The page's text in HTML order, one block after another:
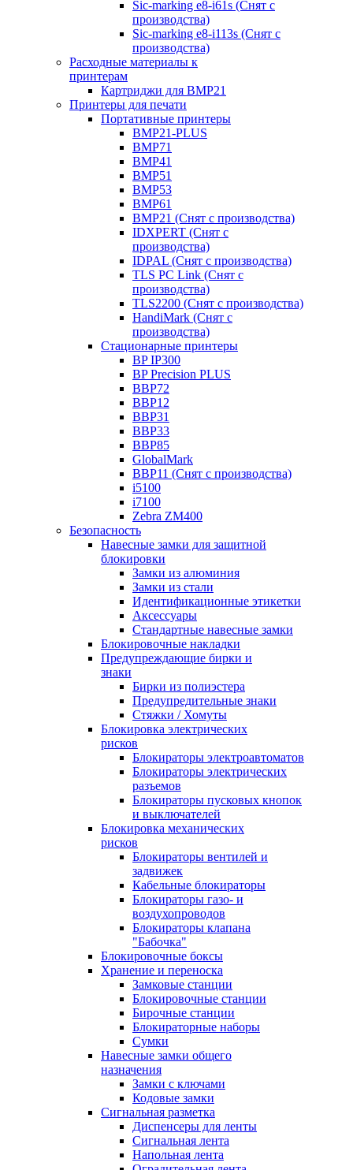
Sic-marking e8-i61s (Снят с
производства)
Sic-marking e8-i113s (Снят с
производства)
Расходные материалы к
принтерам
Картриджи для BMP21
Принтеры для печати
Портативные принтеры
BMP21-PLUS
BMP71
BMP41
BMP51
BMP53
BMP61
BMP21 (Снят с производства)
IDXPERT (Снят с
производства)
IDPAL (Снят с производства)
TLS PC Link (Снят с
производства)
TLS2200 (Снят с производства)
HandiMark (Снят с
производства)
Стационарные принтеры
BP IP300
BP Precision PLUS
BBP72
BBP12
BBP31
BBP33
BBP85
GlobalMark
BBP11 (Снят с производства)
i5100
i7100
Zebra ZM400
Безопасность
Навесные замки для защитной
блокировки
Замки из алюминия
Замки из стали
Идентификационные этикетки
Аксессуары
Стандартные навесные замки
Блокировочные накладки
Предупреждающие бирки и
знаки
Бирки из полиэстера
Предупредительные знаки
Стяжки / Хомуты
Блокировка электрических
рисков
Блокираторы электроавтоматов
Блокираторы электрических
разъемов
Блокираторы пусковых кнопок
и выключателей
Блокировка механических
рисков
Блокираторы вентилей и
задвижек
Кабельные блокираторы
Блокираторы газо- и
воздухопроводов
Блокираторы клапана
"Бабочка"
Блокировочные боксы
Хранение и переноска
Замковые станции
Блокировочные станции
Бирочные станции
Блокираторные наборы
Сумки
Навесные замки общего
назначения
Замки с ключами
Кодовые замки
Сигнальная разметка
Диспенсеры для ленты
Сигнальная лента
Напольная лента